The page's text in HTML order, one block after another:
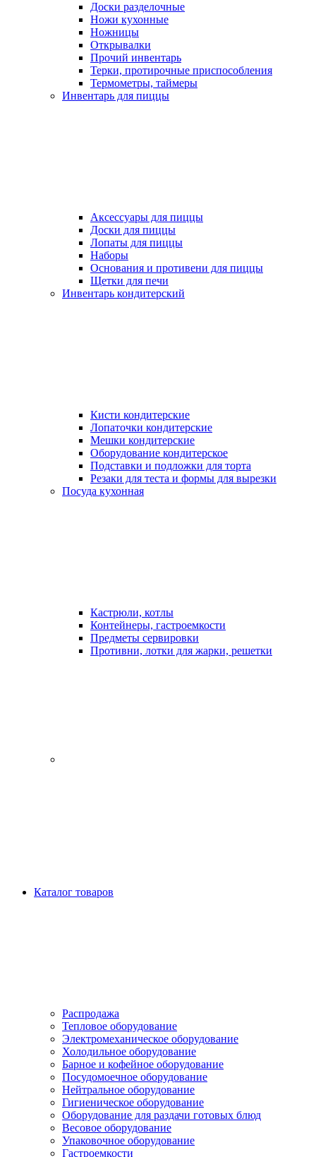
Доски разделочные
Ножи кухонные
Ножницы
Открывалки
Прочий инвентарь
Терки, протирочные приспособления
Термометры, таймеры
Инвентарь для пиццы
Аксессуары для пиццы
Доски для пиццы
Лопаты для пиццы
Наборы
Основания и противени для пиццы
Щетки для печи
Инвентарь кондитерский
Кисти кондитерские
Лопаточки кондитерские
Мешки кондитерские
Оборудование кондитерское
Подставки и подложки для торта
Резаки для теста и формы для вырезки
Посуда кухонная
Кастрюли, котлы
Контейнеры, гастроемкости
Предметы сервировки
Противни, лотки для жарки, решетки
Каталог товаров
Распродажа
Тепловое оборудование
Электромеханическое оборудование
Холодильное оборудование
Барное и кофейное оборудование
Посудомоечное оборудование
Нейтральное оборудование
Гигиеническое оборудование
Оборудование для раздачи готовых блюд
Весовое оборудование
Упаковочное оборудование
Гастроемкости